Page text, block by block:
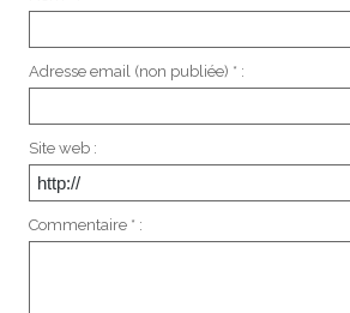
Adresse email (non publiée) * :
Site web :
Commentaire * :